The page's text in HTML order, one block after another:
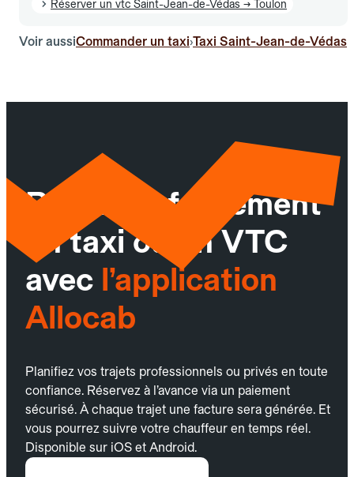
Réserver un vtc Saint-Jean-de-Védas → Toulon
Voir aussiCommander un taxi›Taxi Saint-Jean-de-Védas
Réservez facilement
un taxi ou un VTC
avec l’application
Allocab
Planifiez vos trajets professionnels ou privés en toute
confiance. Réservez à l’avance via un paiement
sécurisé. À chaque trajet une facture sera générée. Et
vous pourrez suivre votre chauffeur en temps réel.
Disponible sur iOS et Android.